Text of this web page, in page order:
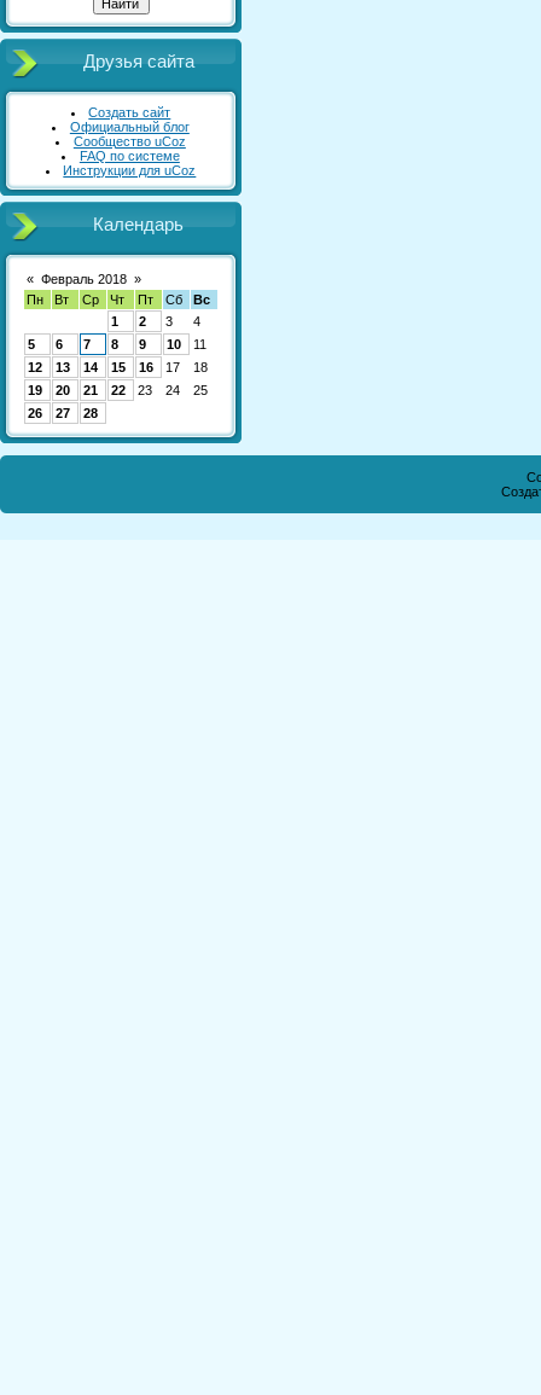
Друзья сайта
Создать сайт
Официальный блог
Сообщество uCoz
FAQ по системе
Инструкции для uCoz
Календарь
« Февраль 2018 »
Пн
Вт Ср Чт Пт Сб
Вс
1
2 3
4
5
6 7 8 9 10
11
12
13 14 15 16 17
18
19
20 21 22 23 24
25
26
27 28